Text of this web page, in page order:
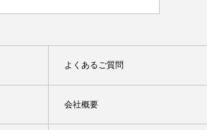
よくあるご質問
会社概要